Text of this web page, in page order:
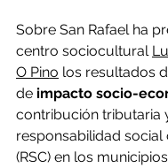
Sobre San Rafael ha
centro sociocultural
O Pino los resultados
de impacto socio-
contribución tributaria
responsabilidad
(RSC) en los